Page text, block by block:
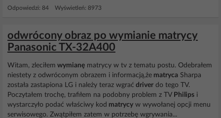
Odpowiedzi: 84 Wyświetleń: 8973
odwrócony obraz po wymianie matrycy
Panasonic TX-32A400
Witam, zleciłem wymianę matrycy w tv z tematu postu. Odebrałem
niestety z odwróconym obrazem i informacją,że matryca Sharpa
została zastapiona LG i należy teraz wgrać driver do tego TV.
Poczytałem trochę, trafiłem na podobny problem z TV Philips i
wystarczyło podać właściwy kod matrycy w wywołanej opcji menu
serwisowego. Zwątpiłem zatem w potrzebę wgrywania...